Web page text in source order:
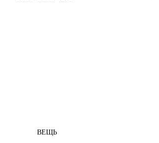
ВЕЩЬ